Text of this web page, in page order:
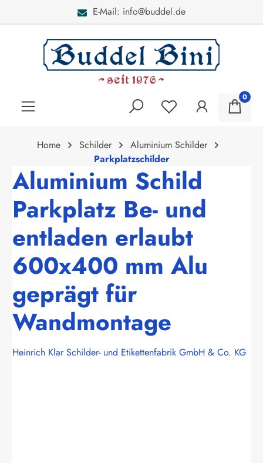
E-Mail: info@buddel.de
0
Home Schilder
Aluminium Schilder
Parkplatzschilder
Aluminium Schild
Parkplatz Be- und
entladen erlaubt
600x400 mm Alu
geprägt für
Wandmontage
Heinrich Klar Schilder- und Etikettenfabrik GmbH & Co. KG